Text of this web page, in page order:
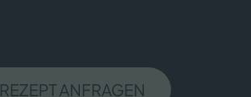
REZEPT ANFRAGEN